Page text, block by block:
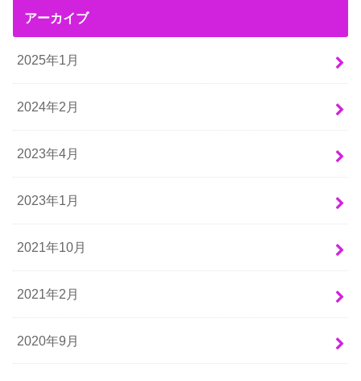
アーカイブ
2025年1月
2024年2月
2023年4月
2023年1月
2021年10月
2021年2月
2020年9月